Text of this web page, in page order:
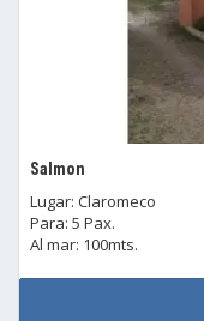
Salmon
Lugar: Claromeco
Para: 5 Pax.
Al mar: 100mts.